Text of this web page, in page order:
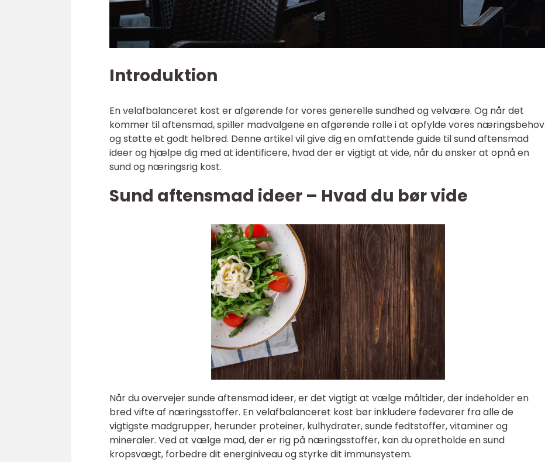
Introduktion
En velafbalanceret kost er afgørende for vores generelle sundhed og velvære. Og når det
kommer til aftensmad, spiller madvalgene en afgørende rolle i at opfylde vores næringsbehov
og støtte et godt helbred. Denne artikel vil give dig en omfattende guide til sund aftensmad
ideer og hjælpe dig med at identificere, hvad der er vigtigt at vide, når du ønsker at opnå en
sund og næringsrig kost.
Sund aftensmad ideer – Hvad du bør vide
Når du overvejer sunde aftensmad ideer, er det vigtigt at vælge måltider, der indeholder en
bred vifte af næringsstoffer. En velafbalanceret kost bør inkludere fødevarer fra alle de
vigtigste madgrupper, herunder proteiner, kulhydrater, sunde fedtstoffer, vitaminer og
mineraler. Ved at vælge mad, der er rig på næringsstoffer, kan du opretholde en sund
kropsvægt, forbedre dit energiniveau og styrke dit immunsystem.